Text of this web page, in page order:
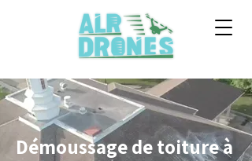
Démoussage de toiture à